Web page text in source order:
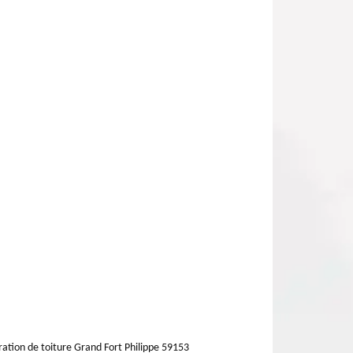
de toiture Grand Fort Philippe 59153